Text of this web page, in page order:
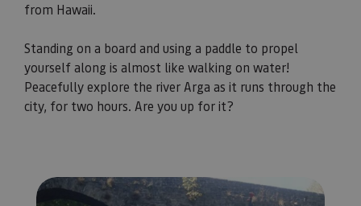
from Hawaii.
Standing on a board and using a paddle to propel
yourself along is almost like walking on water!
Peacefully explore the river Arga as it runs through the
city, for two hours. Are you up for it?